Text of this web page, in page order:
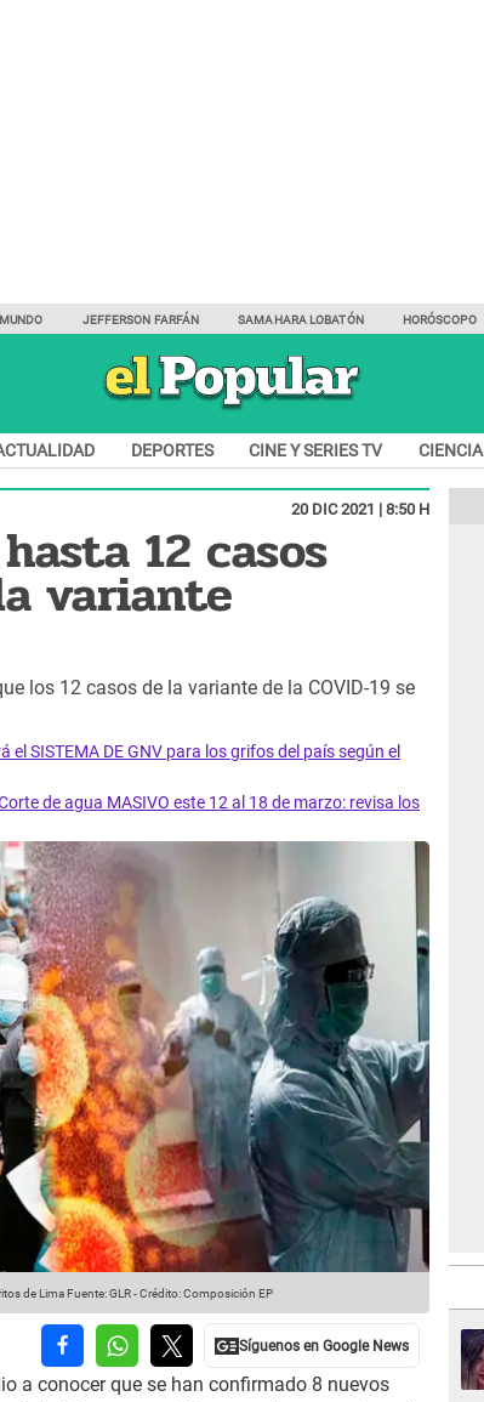
MUNDO JEFFERSON FARFÁN SAMAHARA LOBATÓN HORÓSCOPO
DEPORTES CINE Y SERIES TV CIENCIA
20 DIC 2021 | 8:50 H
12 casos
variante
los 12 casos de la variante de la COVID-19 se
el SISTEMA DE GNV para los grifos del país según el
de agua MASIVO este 12 al 18 de marzo: revisa los
de Lima Fuente: GLR-Crédito: Composición EP
a conocer que se han confirmado 8 nuevos